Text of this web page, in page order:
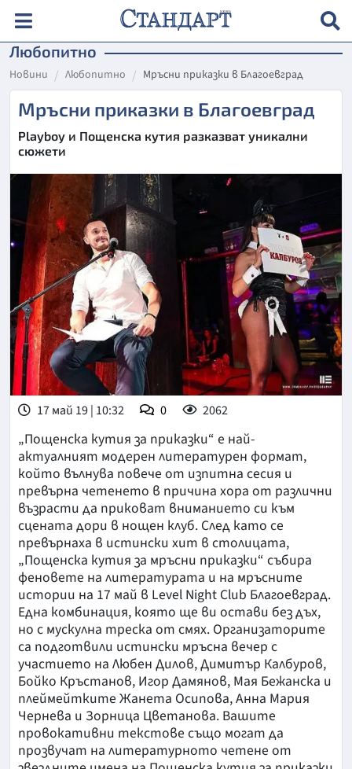
Любопитно
Новини Любопитно Мръсни приказки в Благоевград
Мръсни приказки в Благоевград
Playboy и Пощенска кутия разказват уникални
сюжети
17 май 19 | 10:32 0 2062
„Пощенска кутия за приказки“ е най-
актуалният модерен литературен формат,
който вълнува повече от изпитна сесия и
превърна четенето в причина хора от различни
възрасти да приковат вниманието си към
сцената дори в нощен клуб. След като се
превърнаха в истински хит в столицата,
„Пощенска кутия за мръсни приказки“ събира
феновете на литературата и на мръсните
истории на 17 май в Level Night Club Благоевград.
Една комбинация, която ще ви остави без дъх,
но с мускулна треска от смях. Организаторите
са подготвили истински мръсна вечер с
участието на Любен Дилов, Димитър Калбуров,
Бойко Кръстанов, Игор Дамянов, Мая Бежанска и
плеймейтките Жанета Осипова, Анна Мария
Чернева и Зорница Цветанова. Вашите
провокативни текстове също могат да
прозвучат на литературното четене от